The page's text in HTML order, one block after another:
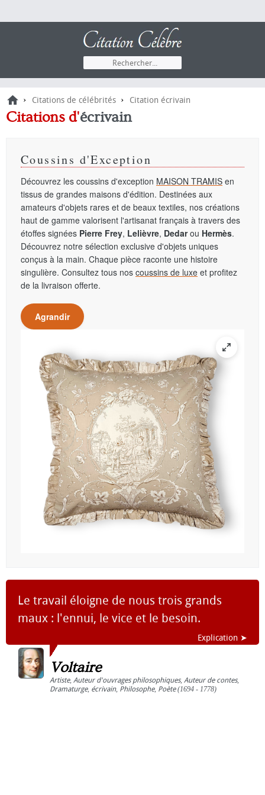
› Citations de célébrités › Citation écrivain
Citations d'écrivain
Coussins d'Exception
Découvrez les coussins d'exception MAISON TRAMIS en
tissus de grandes maisons d'édition. Destinées aux
amateurs d'objets rares et de beaux textiles, nos créations
haut de gamme valorisent l'artisanat français à travers des
étoffes signées Pierre Frey, Lelièvre, Dedarou Hermès.
Découvrez notre sélection exclusive d'objets uniques
conçus à la main. Chaque pièce raconte une histoire
singulière. Consultez tous nos coussins de luxe et profitez
de la livraison offerte.
Agrandir
Le travail éloigne de nous trois grands
maux : l'ennui, le vice et le besoin.
Explication ➤
Voltaire
Artiste, Auteur d'ouvrages philosophiques, Auteur de contes,
Dramaturge, écrivain, Philosophe, Poète(1694 - 1778)